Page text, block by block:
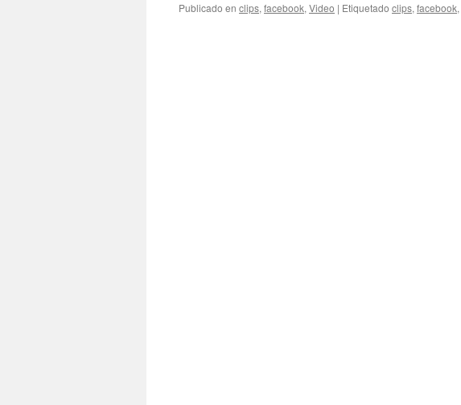
Publicado en clips, facebook, Video | Etiquetado clips, facebook,